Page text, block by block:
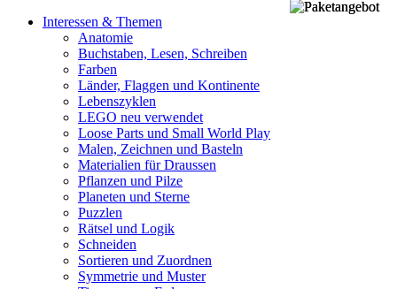
Interessen & Themen
Anatomie
Buchstaben, Lesen, Schreiben
Farben
Länder, Flaggen und Kontinente
Lebenszyklen
LEGO neu verwendet
Loose Parts und Small World Play
Malen, Zeichnen und Basteln
Materialien für Draussen
Pflanzen und Pilze
Planeten und Sterne
Puzzlen
Rätsel und Logik
Schneiden
Sortieren und Zuordnen
Symmetrie und Muster